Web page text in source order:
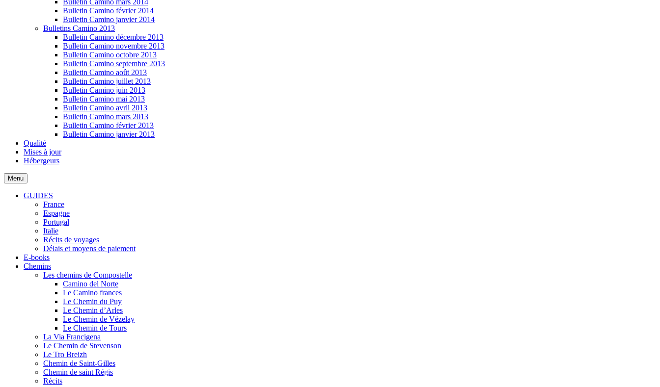
Bulletin Camino février 2014
Bulletin Camino janvier 2014
Bulletins Camino 2013
Bulletin Camino décembre 2013
Bulletin Camino novembre 2013
Bulletin Camino octobre 2013
Bulletin Camino septembre 2013
Bulletin Camino août 2013
Bulletin Camino juillet 2013
Bulletin Camino juin 2013
Bulletin Camino mai 2013
Bulletin Camino avril 2013
Bulletin Camino mars 2013
Bulletin Camino février 2013
Bulletin Camino janvier 2013
Qualité
Mises à jour
Hébergeurs
Menu
GUIDES
France
Espagne
Portugal
Italie
Récits de voyages
Délais et moyens de paiement
E-books
Chemins
Les chemins de Compostelle
Camino del Norte
Le Camino frances
Le Chemin du Puy
Le Chemin d’Arles
Le Chemin de Vézelay
Le Chemin de Tours
La Via Francigena
Le Chemin de Stevenson
Le Tro Breizh
Chemin de Saint-Gilles
Chemin de saint Régis
Récits